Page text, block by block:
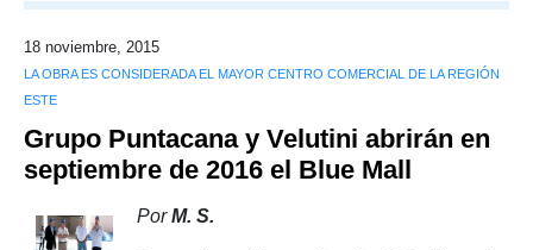
18 noviembre, 2015
LA OBRA ES CONSIDERADA EL MAYOR CENTRO COMERCIAL DE LA REGIÓN
ESTE
Grupo Puntacana y Velutini abrirán en
septiembre de 2016 el Blue Mall
PorM. S.